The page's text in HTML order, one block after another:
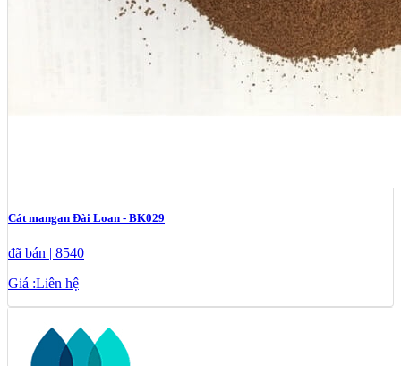
Cát mangan Đài Loan - BK029
đã bán | 8540
Giá :Liên hệ